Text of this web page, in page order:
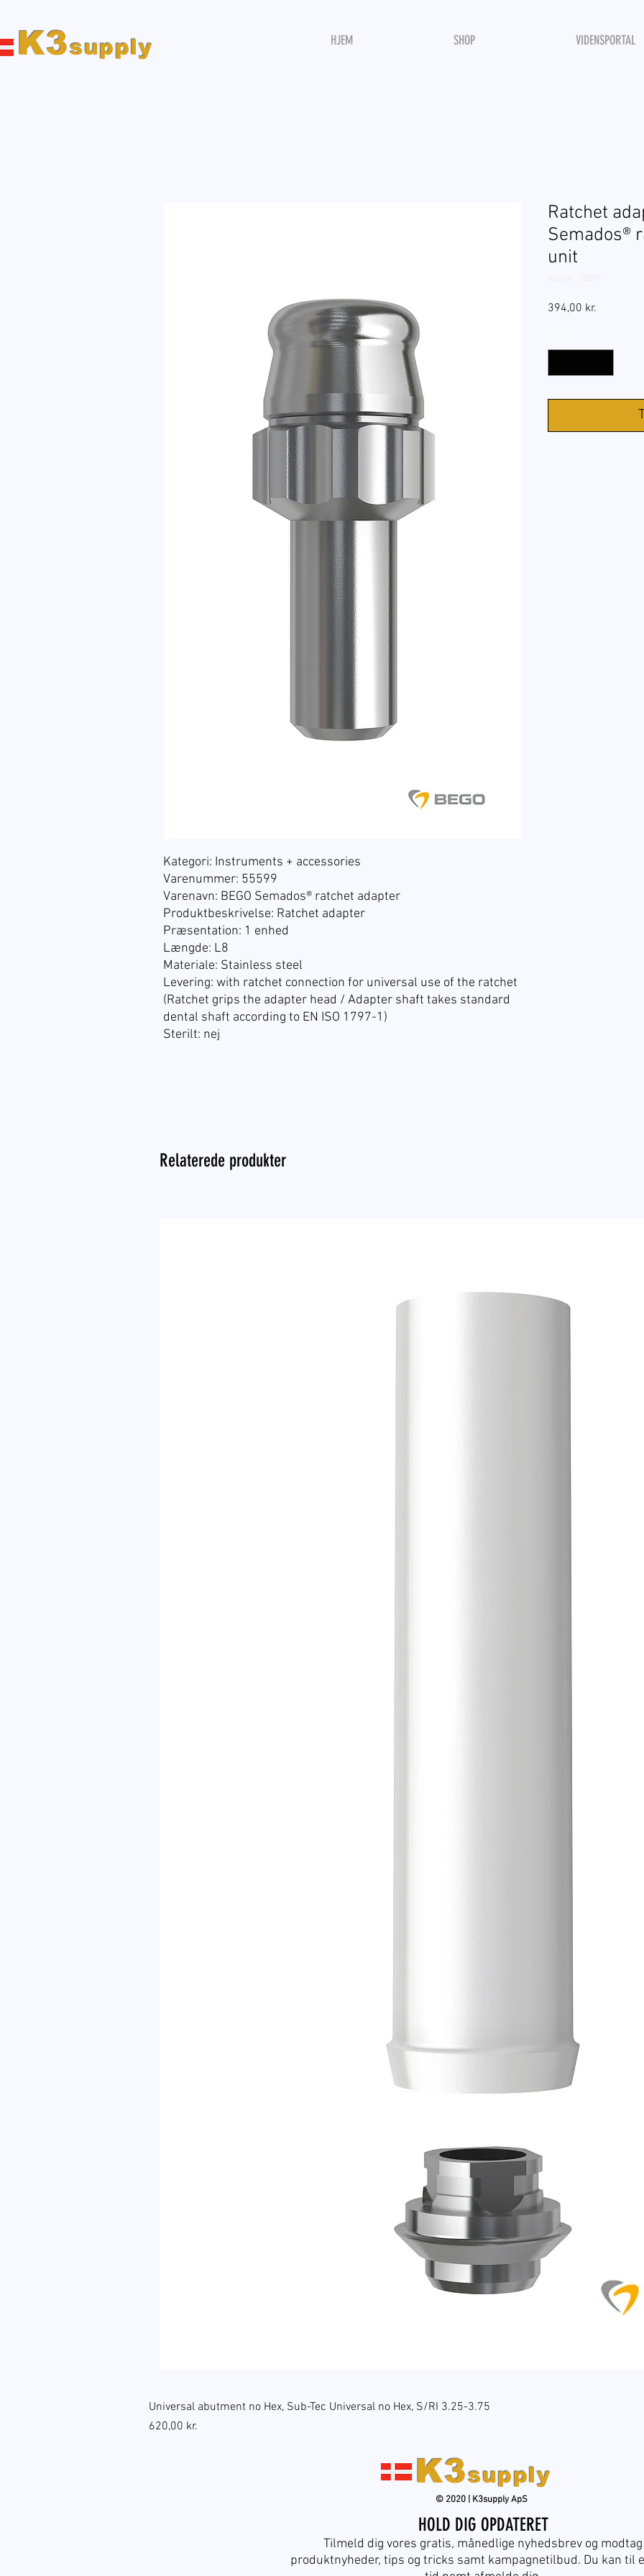
K3supply HJEM SHOP VIDENSPORTAL
Kategori: Instruments + accessories
Varenummer: 55599
Varenavn: BEGO Semados® ratchet adapter
Produktbeskrivelse: Ratchet adapter
Præsentation: 1 enhed
Længde: L8
Materiale: Stainless steel
Levering: with ratchet connection for universal use of the ratchet
(Ratchet grips the adapter head / Adapter shaft takes standard
dental shaft according to EN ISO 1797-1)
Sterilt: nej
Ratchet
Semados®
unit
394,00 kr.
Relaterede produkter
Hurtigvisning
Universal abutment no Hex, Sub-Tec Universal no Hex, S/RI 3.25-3.75
Pris
620,00 kr.
K3supply
© 2020 | K3supply ApS
HOLD DIG OPDATERET
Tilmeld dig vores gratis, månedlige nyhedsbrev og modtag
produktnyheder, tips og tricks samt kampagnetilbud. Du kan til